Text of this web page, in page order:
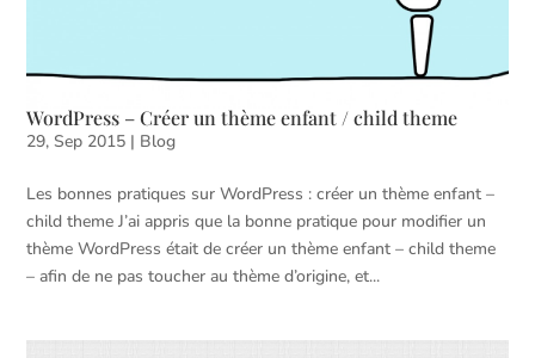
WordPress – Créer un thème enfant / child theme
29, Sep 2015 | Blog
Les bonnes pratiques sur WordPress : créer un thème enfant –
child theme J’ai appris que la bonne pratique pour modifier un
thème WordPress était de créer un thème enfant – child theme
– afin de ne pas toucher au thème d’origine, et...